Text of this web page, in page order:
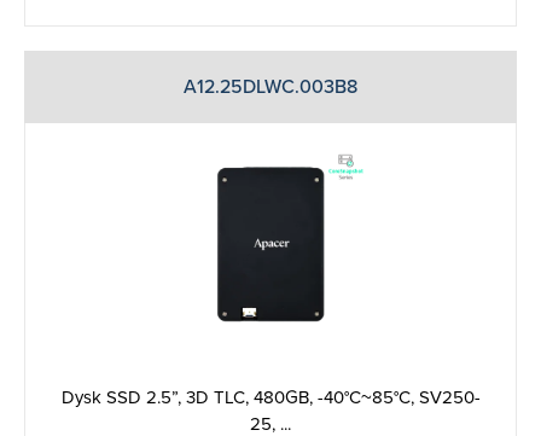
A12.25DLWC.003B8
Dysk SSD 2.5”, 3D TLC, 480GB, -40°C~85°C, SV250-
25, ...